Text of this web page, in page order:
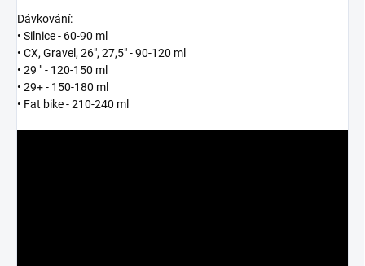
Dávkování:
• Silnice - 60-90 ml
• CX, Gravel, 26", 27,5" - 90-120 ml
• 29 " - 120-150 ml
• 29+ - 150-180 ml
• Fat bike - 210-240 ml